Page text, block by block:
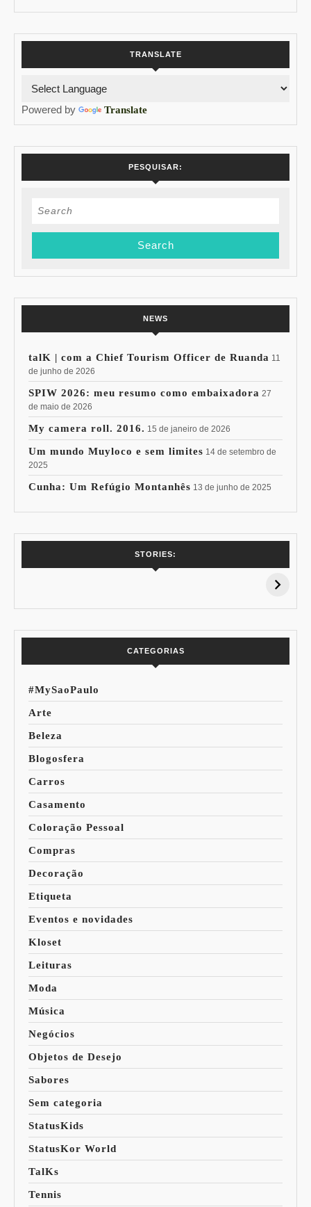
TRANSLATE
Powered by Translate
PESQUISAR:
Search
NEWS
talK | com a Chief Tourism Officer de Ruanda 11
de junho de 2026
SPIW 2026: meu resumo como embaixadora 27
de maio de 2026
My camera roll. 2016. 15 de janeiro de 2026
Um mundo Muyloco e sem limites 14 de setembro de
2025
Cunha: Um Refúgio Montanhês 13 de junho de 2025
STORIES:
15% de
Pessoal: Os
CATEGORIAS
#MySaoPaulo
Arte
Beleza
Blogosfera
Carros
Casamento
Coloração Pessoal
Compras
Decoração
Etiqueta
Eventos e novidades
Kloset
Leituras
Moda
Música
Negócios
Objetos de Desejo
Sabores
Sem categoria
StatusKids
StatusKor World
TalKs
Tennis